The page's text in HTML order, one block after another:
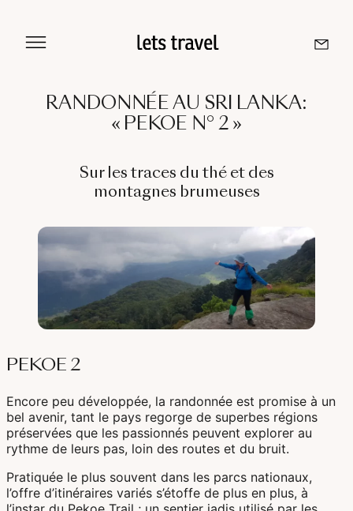
contenu
Île De La Réunion
Seychelles
Bali & Indonésie
Laos
Thaïlande
Vietnam
RANDONNÉE AU SRI LANKA:
« PEKOE N° 2 »
Sur les traces du thé et des
montagnes brumeuses
PEKOE 2
Encore peu développée, la randonnée est promise à un
bel avenir, tant le pays regorge de superbes régions
préservées que les passionnés peuvent explorer au
rythme de leurs pas, loin des routes et du bruit.
Pratiquée le plus souvent dans les parcs nationaux,
l’offre d’itinéraires variés s’étoffe de plus en plus, à